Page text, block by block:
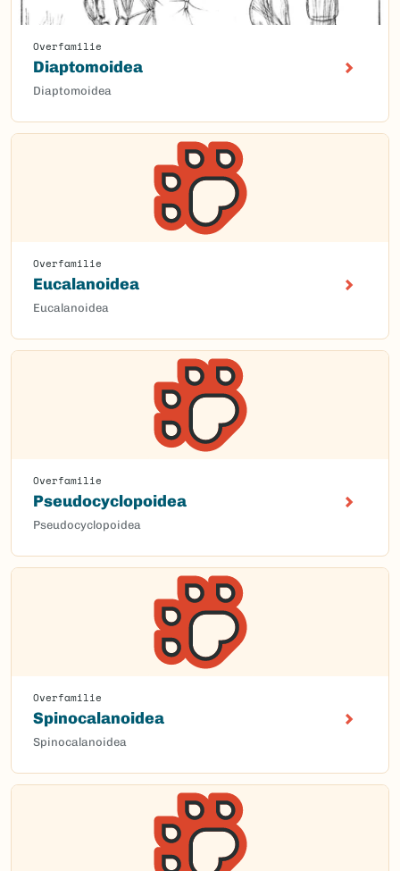
Overfamilie
Diaptomoidea
Diaptomoidea
Overfamilie
Eucalanoidea
Eucalanoidea
Overfamilie
Pseudocyclopoidea
Pseudocyclopoidea
Overfamilie
Spinocalanoidea
Spinocalanoidea